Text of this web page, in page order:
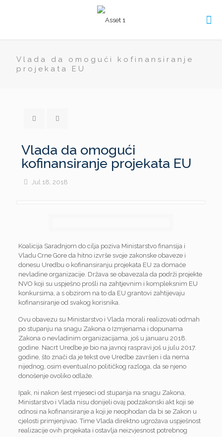
Vlada da omogući kofinansiranje
projekata EU
Vlada da omogući
kofinansiranje projekata EU
Jul 18, 2018
Koalicija Saradnjom do cilja poziva Ministarstvo finansija i
Vladu Crne Gore da hitno izvrše svoje zakonske obaveze i
donesu Uredbu o kofinansiranju projekata EU za domaće
nevladine organizacije. Država se obavezala da podrži projekte
NVO koji su uspješno prošli na zahtjevnim i kompleksnim EU
konkursima, a s obzirom na to da EU grantovi zahtijevaju
kofinansiranje od svakog korisnika.
Ovu obavezu su Ministarstvo i Vlada morali realizovati odmah
po stupanju na snagu Zakona o Izmjenama i dopunama
Zakona o nevladinim organizacijama, još u januaru 2018.
godine. Nacrt Uredbe je bio na javnoj raspravi još u julu 2017.
godine, što znači da je tekst ove Uredbe završen i da nema
nijednog, osim eventualno političkog razloga, da se njeno
donošenje ovoliko odlaže.
Ipak, ni nakon šest mjeseci od stupanja na snagu Zakona,
Ministarstvo i Vlada nisu donijeli ovaj podzakonski akt koji se
odnosi na kofinansiranje a koji je neophodan da bi se Zakon u
cjelosti primjenjivao. Time Vlada direktno ugrožava uspješnost
realizacije ovih projekata i ostavlja neizvjesnost potrebnog